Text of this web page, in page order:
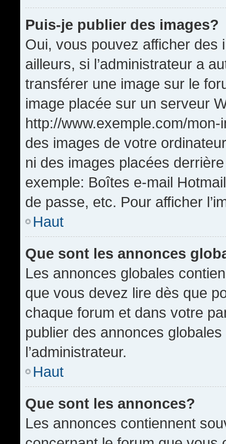
Puis-je publier des images?
Oui, vous pouvez afficher
ailleurs, si l’administrateur a
transférer une image sur le
image placée sur un serveur
http://www.exemple.com/
des images de votre
ni des images placées
exemple: Boîtes e-mail
de passe, etc. Pour afficher
Haut
Que sont les annonces
Les annonces globales
que vous devez lire dès que
chaque forum et dans votre
publier des annonces
l’administrateur.
Haut
Que sont les annonces?
Les annonces contiennent